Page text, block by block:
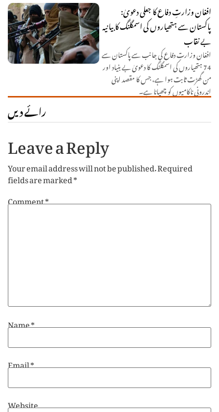
افغان وزارتِ دفاع کا جعلی دعویٰ:
پاکستان سے ہتھیاروں کی اسمگلنگ کا بیانیہ
بے نقاب
افغان وزارتِ دفاع کی جانب سے پاکستان سے
74 ہتھیاروں کی اسمگلنگ کا دعویٰ بے بنیاد اور
من گھڑت ثابت ہوا ہے، جس کا مقصد اپنی
اندرونی ناکامیوں کو چھپانا ہے۔
رائے دیں
Leave a Reply
Your email address will not be published.Required
fields are marked*
Comment*
Name*
Email*
Website